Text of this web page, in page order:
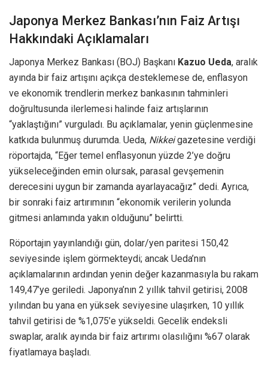
Japonya Merkez Bankası’nın Faiz Artışı
Hakkındaki Açıklamaları
Japonya Merkez Bankası (BOJ) Başkanı Kazuo Ueda, aralık
ayında bir faiz artışını açıkça desteklemese de, enflasyon
ve ekonomik trendlerin merkez bankasının tahminleri
doğrultusunda ilerlemesi halinde faiz artışlarının
“yaklaştığını” vurguladı. Bu açıklamalar, yenin güçlenmesine
katkıda bulunmuş durumda. Ueda, Nikkeigazetesine verdiği
röportajda, “Eğer temel enflasyonun yüzde 2’ye doğru
yükseleceğinden emin olursak, parasal gevşemenin
derecesini uygun bir zamanda ayarlayacağız” dedi. Ayrıca,
bir sonraki faiz artırımının “ekonomik verilerin yolunda
gitmesi anlamında yakın olduğunu” belirtti.
Röportajın yayınlandığı gün, dolar/yen paritesi 150,42
seviyesinde işlem görmekteydi; ancak Ueda’nın
açıklamalarının ardından yenin değer kazanmasıyla bu rakam
149,47’ye geriledi. Japonya’nın 2 yıllık tahvil getirisi, 2008
yılından bu yana en yüksek seviyesine ulaşırken, 10 yıllık
tahvil getirisi de %1,075’e yükseldi. Gecelik endeksli
swaplar, aralık ayında bir faiz artırımı olasılığını %67 olarak
fiyatlamaya başladı.